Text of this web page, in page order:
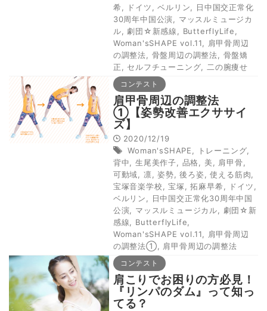
希
ドイツ ,ベルリン
日中国交正常化
30周年中国公演
マッスルミュージカ
ル
劇団☆新感線 ButterflyLife
Woman'sSHAPE vol.11
肩甲骨周辺
の調整法
骨盤周辺の調整法
骨盤矯
正
セルフチューニング 二の腕痩せ
コンテスト
肩甲骨周辺の調整法
①【姿勢改善エクササイ
ズ】
2020/12/19
Woman'sSHAPE
トレーニング
背中
生尾美作子 品格 美 肩甲骨
可動域
凛 ,姿勢 ,後ろ姿 ,使える筋肉
宝塚音楽学校 ,宝塚 ,拓麻早希 ドイツ
ベルリン
日中国交正常化30周年中国
公演
マッスルミュージカル
劇団☆新
感線
ButterflyLife
Woman'sSHAPE vol.11
肩甲骨周辺
の調整法①
肩甲骨周辺の調整法
コンテスト
肩こりでお困りの方必見！
『リンパのダム』って知っ
てる？